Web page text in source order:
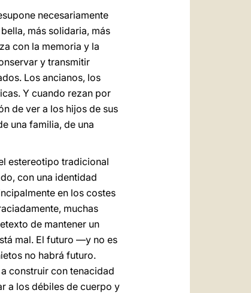
necesariamente
más solidaria, más
con la memoria y la
y transmitir
Los ancianos, los
Y cuando rezan por
de ver a los hijos de sus
una familia, de una
estereotipo tradicional
con una identidad
en los costes
muchas
de mantener un
mal. El futuro ―y no es
no habrá futuro.
construir con tenacidad
a los débiles de cuerpo y